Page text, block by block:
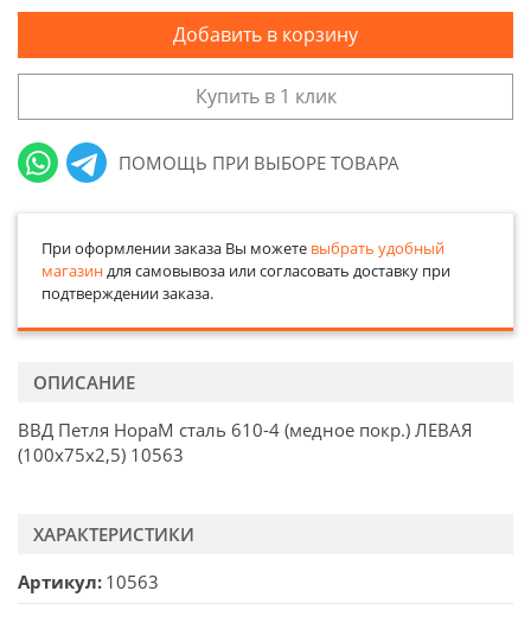
Добавить в корзину
Купить в 1 клик
ПОМОЩЬ ПРИ ВЫБОРЕ ТОВАРА
При оформлении заказа Вы можете выбрать удобный
магазиндля самовывоза или согласовать доставку при
подтверждении заказа.
ОПИСАНИЕ
ВВД Петля НораМ сталь 610-4 (медное покр.) ЛЕВАЯ
(100х75х2,5) 10563
ХАРАКТЕРИСТИКИ
Артикул 10563